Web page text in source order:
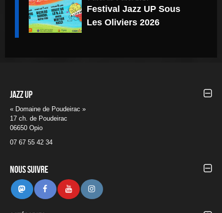
Festival Jazz UP Sous
Les Oliviers 2026
Jazz UP
« Domaine de Poudeirac »
17 ch. de Poudeirac
06650 Opio
07 67 55 42 34
Nous suivre
MastodonFacebookYoutube Instagram